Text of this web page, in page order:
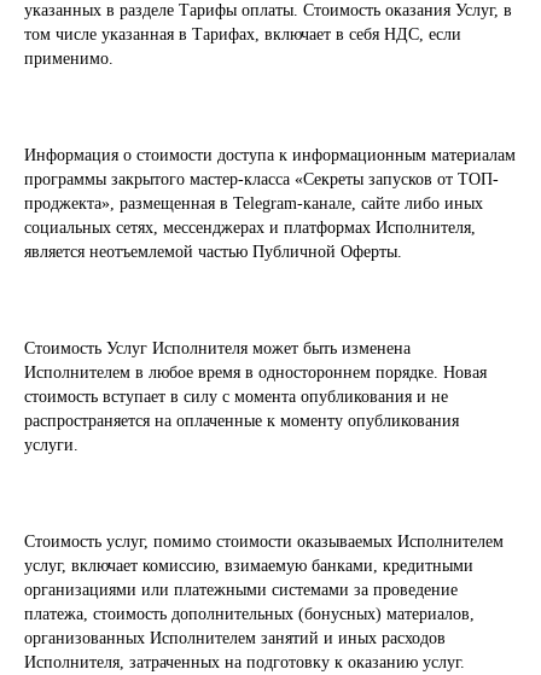
указанных в разделе Тарифы оплаты. Стоимость оказания Услуг, в
том числе указанная в Тарифах, включает в себя НДС, если
применимо.
Информация о стоимости доступа к информационным материалам
программы закрытого мастер-класса «Секреты запусков от ТОП-
проджекта», размещенная в Telegram-канале, сайте либо иных
социальных сетях, мессенджерах и платформах Исполнителя,
является неотъемлемой частью Публичной Оферты.
Стоимость Услуг Исполнителя может быть изменена
Исполнителем в любое время в одностороннем порядке. Новая
стоимость вступает в силу с момента опубликования и не
распространяется на оплаченные к моменту опубликования
услуги.
Стоимость услуг, помимо стоимости оказываемых Исполнителем
услуг, включает комиссию, взимаемую банками, кредитными
организациями или платежными системами за проведение
платежа, стоимость дополнительных (бонусных) материалов,
организованных Исполнителем занятий и иных расходов
Исполнителя, затраченных на подготовку к оказанию услуг.